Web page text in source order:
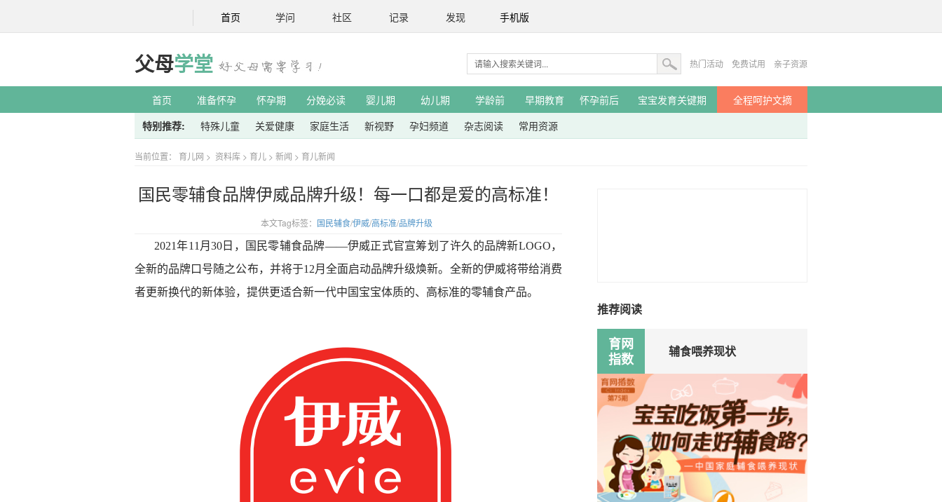
首页 学问 社区 记录 发现 手机版
父母学堂 热门活动 免费试用 亲子资源
首页 准备怀孕 怀孕期 分娩必读 婴儿期 幼儿期 学龄前 早期教育 怀孕前后 宝宝发育关键期
全程呵护文摘
特别推荐:
特殊儿童 关爱健康 家庭生活 新视野 孕妇频道 杂志阅读 常用资源
当前位置： 育儿网 > 资料库 > 育儿 > 新闻 > 育儿新闻
国民零辅食品牌伊威品牌升级！每一口都是爱的高标准！
本文Tag标签： 国民辅食/伊威/高标准/品牌升级
2021年11月30日，国民零辅食品牌——伊威正式官宣筹划了许久的品牌新LOGO，
全新的品牌口号随之公布，并将于12月全面启动品牌升级焕新。全新的伊威将带给消费
者更新换代的新体验，提供更适合新一代中国宝宝体质的、高标准的零辅食产品。
推荐阅读
辅食喂养现状
育网
指数